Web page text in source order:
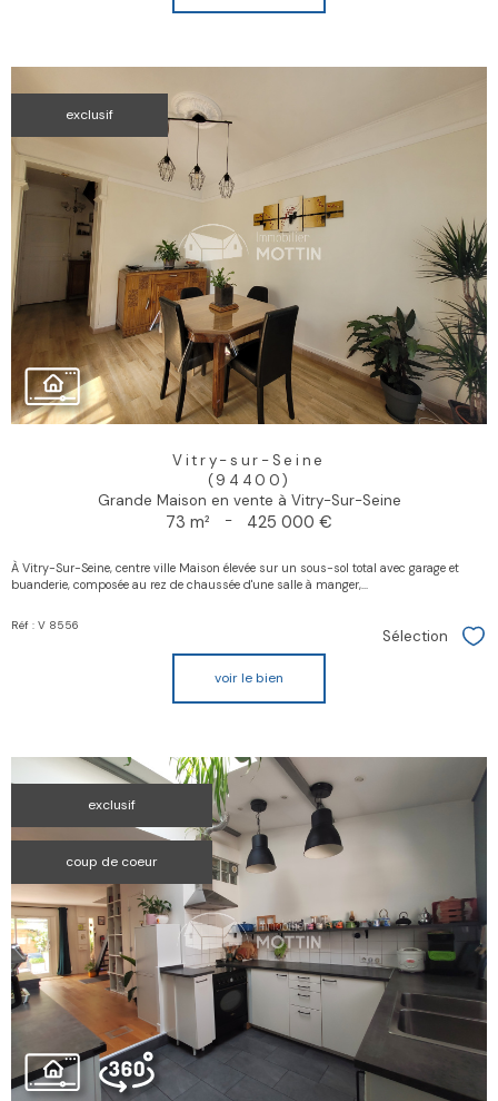
exclusif
Vitry-sur-Seine
(94400)
Grande Maison en vente à Vitry-Sur-Seine
73 m² - 425 000 €
À Vitry-Sur-Seine, centre ville Maison élevée sur un sous-sol total avec garage et
buanderie, composée au rez de chaussée d'une salle à manger,...
Réf : V 8556
Sélection
voir le bien
exclusif
coup de coeur